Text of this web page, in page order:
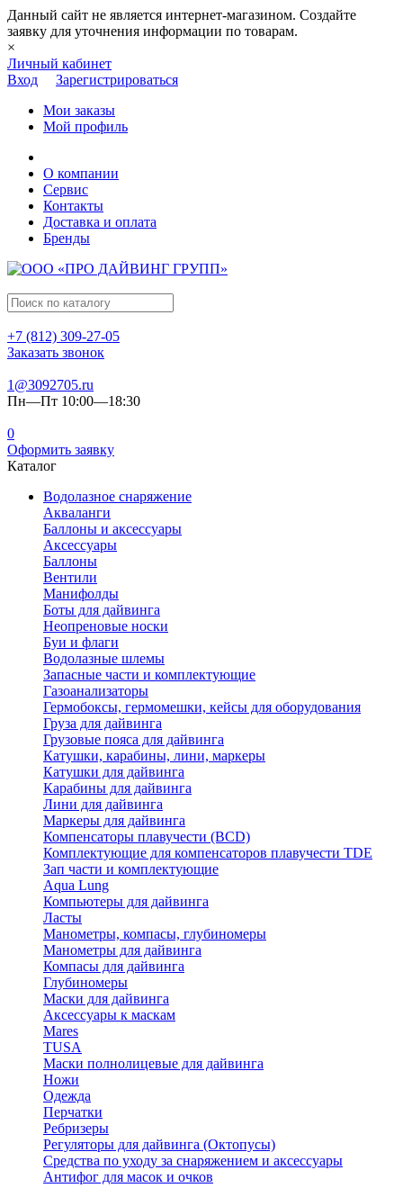
Данный сайт не является интернет-магазином. Создайте
заявку для уточнения информации по товарам.
×
Личный кабинет
Вход
Зарегистрироваться
Мои заказы
Мой профиль
О компании
Сервис
Контакты
Доставка и оплата
Бренды
+7 (812) 309-27-05
Заказать звонок
1@3092705.ru
Пн—Пт 10:00—18:30
0
Оформить заявку
Каталог
Водолазное снаряжение
Акваланги
Баллоны и аксессуары
Аксессуары
Баллоны
Вентили
Манифолды
Боты для дайвинга
Неопреновые носки
Буи и флаги
Водолазные шлемы
Запасные части и комплектующие
Газоанализаторы
Гермобоксы, гермомешки, кейсы для оборудования
Груза для дайвинга
Грузовые пояса для дайвинга
Катушки, карабины, лини, маркеры
Катушки для дайвинга
Карабины для дайвинга
Лини для дайвинга
Маркеры для дайвинга
Компенсаторы плавучести (BCD)
Комплектующие для компенсаторов плавучести TDE
Зап части и комплектующие
Aqua Lung
Компьютеры для дайвинга
Ласты
Манометры, компасы, глубиномеры
Манометры для дайвинга
Компасы для дайвинга
Глубиномеры
Маски для дайвинга
Аксессуары к маскам
Mares
TUSA
Маски полнолицевые для дайвинга
Ножи
Одежда
Перчатки
Ребризеры
Регуляторы для дайвинга (Октопусы)
Средства по уходу за снаряжением и аксессуары
Антифог для масок и очков